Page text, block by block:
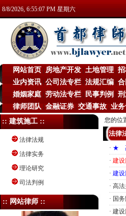
8/8/2026, 6:55:07 PM 星期六
网站首页 房地产开发 土地管理
业内资讯 公司法专栏 法规汇编
婚姻家庭 劳动法专栏 民事判例
律师团队 金融证券 交通事故 业
:: 建筑施工 ::
法律法规
法律实务
理论研究
司法判例
:: 网站律师 ::
您的位
法律
· ★
· 建
· 建
· 高
· 国
· 建